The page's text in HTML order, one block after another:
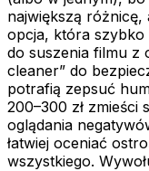
największą różnicę,
opcja, która
do suszenia filmu z
cleaner” do
potrafią zepsuć
200–300 zł zmieści
oglądania
łatwiej oceniać
wszystkiego.